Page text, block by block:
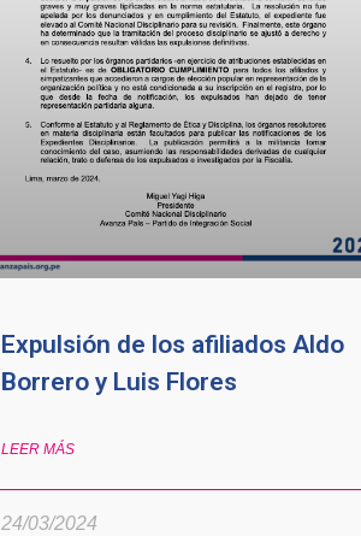
Expulsión de los afiliados Aldo
Borrero y Luis Flores
LEER MÁS
24/03/2024